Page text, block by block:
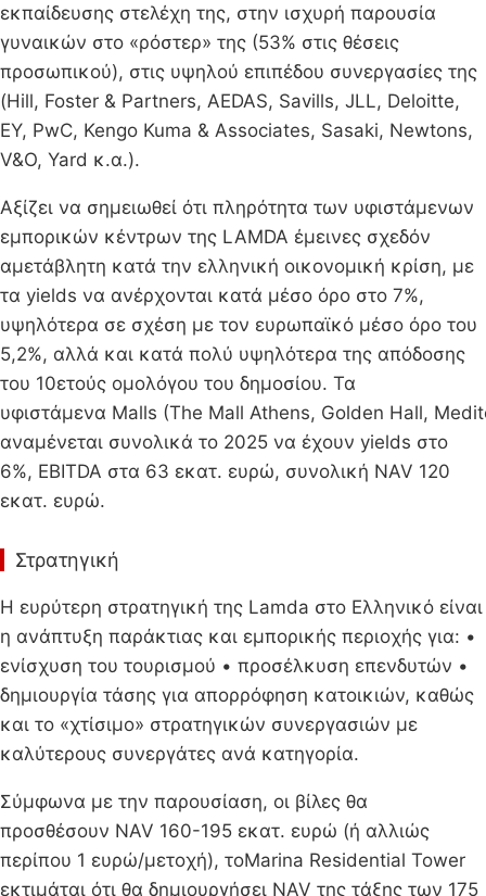
εκπαίδευσης στελέχη της, στην ισχυρή παρουσία
γυναικών στο «ρόστερ» της (53% στις θέσεις
προσωπικού), στις υψηλού επιπέδου συνεργασίες της
(Hill, Foster & Partners, AEDAS, Savills, JLL, Deloitte,
EY, PwC, Kengo Kuma & Associates, Sasaki, Newtons,
V&O, Yard κ.α.).
Αξίζει να σημειωθεί ότι πληρότητα των υφιστάμενων
εμπορικών κέντρων της LAMDA έμεινες σχεδόν
αμετάβλητη κατά την ελληνική οικονομική κρίση, με
τα yields να ανέρχονται κατά μέσο όρο στο 7%,
υψηλότερα σε σχέση με τον ευρωπαϊκό μέσο όρο του
5,2%, αλλά και κατά πολύ υψηλότερα της απόδοσης
του 10ετούς ομολόγου του δημοσίου. Τα
υφιστάμενα Malls (The Mall Athens, Golden Hall,
αναμένεται συνολικά το 2025 να έχουν yields στο
6%, EBITDA στα 63 εκατ. ευρώ, συνολική NAV 120
εκατ. ευρώ.
Στρατηγική
Η ευρύτερη στρατηγική της Lamda στο Ελληνικό είναι
η ανάπτυξη παράκτιας και εμπορικής περιοχής για: •
ενίσχυση του τουρισμού • προσέλκυση επενδυτών •
δημιουργία τάσης για απορρόφηση κατοικιών, καθώς
και το «χτίσιμο» στρατηγικών συνεργασιών με
καλύτερους συνεργάτες ανά κατηγορία.
Σύμφωνα με την παρουσίαση, οι βίλες θα
προσθέσουν NAV 160-195 εκατ. ευρώ (ή αλλιώς
περίπου 1 ευρώ/μετοχή), τοMarina Residential Tower
εκτιμάται ότι θα δημιουργήσει NAV της τάξης των 175